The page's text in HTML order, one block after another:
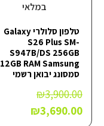
במלאי
טלפון סלולרי Galaxy
S26 Plus SM-
S947B/DS 256GB
12GB RAM Samsung
סמסונג יבואן רשמי
₪3,900.00
₪3,690.00